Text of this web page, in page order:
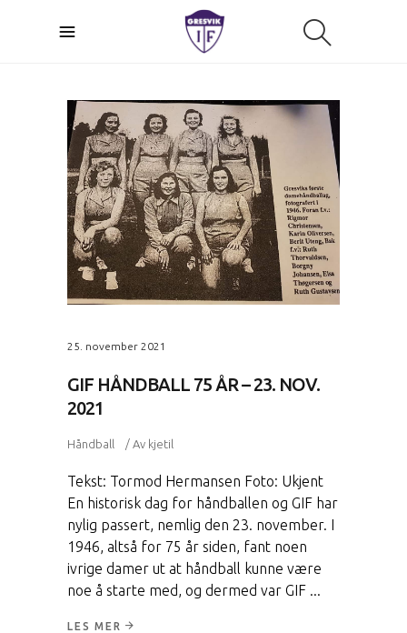
25. november 2021
GIF HÅNDBALL 75 ÅR – 23. NOV.
2021
Håndball Av kjetil
Tekst: Tormod Hermansen Foto: Ukjent
En historisk dag for håndballen og GIF har
nylig passert, nemlig den 23. november. I
1946, altså for 75 år siden, fant noen
ivrige damer ut at håndball kunne være
noe å starte med, og dermed var GIF
LES MER